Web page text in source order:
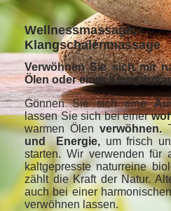
Wellnessmassage,
Klangschalenmassage
Verwöhnen Sie sich mit
Ölen oder einer
Gönnen Sie sich eine
lassen Sie sich bei einer
warmen Ölenverwöhnen.
und Energie, um frisch
starten. Wir verwenden für
kaltgepresste naturreine
zählt die Kraft der Natur.
auch bei einer
verwöhnen lassen.